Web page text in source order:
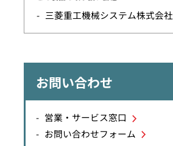
三菱重工機械システム株式会社
お問い合わせ
営業・サービス窓口
お問い合わせフォーム